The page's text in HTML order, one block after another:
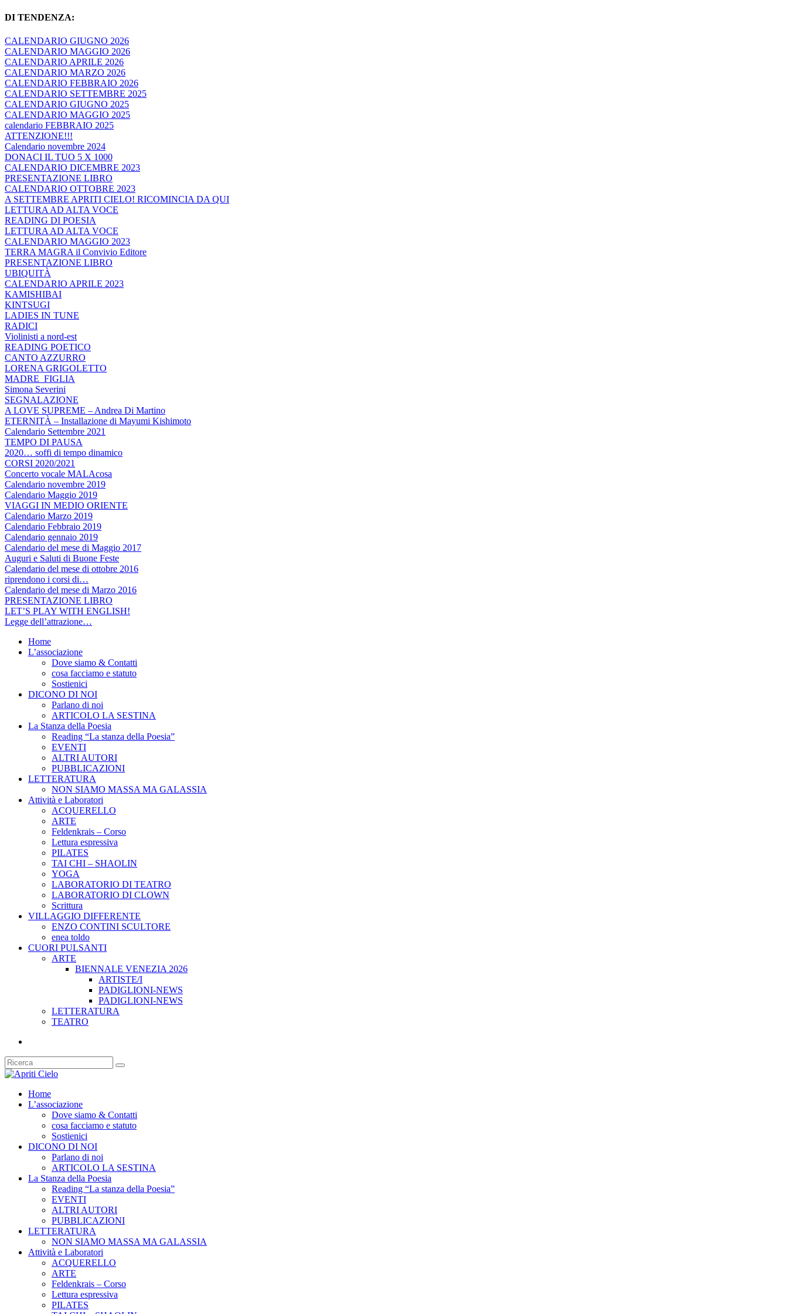
DI TENDENZA:
CALENDARIO GIUGNO 2026
CALENDARIO MAGGIO 2026
CALENDARIO APRILE 2026
CALENDARIO MARZO 2026
CALENDARIO FEBBRAIO 2026
CALENDARIO SETTEMBRE 2025
CALENDARIO GIUGNO 2025
CALENDARIO MAGGIO 2025
calendario FEBBRAIO 2025
ATTENZIONE!!!
Calendario novembre 2024
DONACI IL TUO 5 X 1000
CALENDARIO DICEMBRE 2023
PRESENTAZIONE LIBRO
CALENDARIO OTTOBRE 2023
A SETTEMBRE APRITI CIELO! RICOMINCIA DA QUI
LETTURA AD ALTA VOCE
READING DI POESIA
LETTURA AD ALTA VOCE
CALENDARIO MAGGIO 2023
TERRA MAGRA il Convivio Editore
PRESENTAZIONE LIBRO
UBIQUITÀ
CALENDARIO APRILE 2023
KAMISHIBAI
KINTSUGI
LADIES IN TUNE
RADICI
Violinisti a nord-est
READING POETICO
CANTO AZZURRO
LORENA GRIGOLETTO
MADRE_FIGLIA
Simona Severini
SEGNALAZIONE
A LOVE SUPREME – Andrea Di Martino
ETERNITÀ – Installazione di Mayumi Kishimoto
Calendario Settembre 2021
TEMPO DI PAUSA
2020… soffi di tempo dinamico
CORSI 2020/2021
Concerto vocale MALAcosa
Calendario novembre 2019
Calendario Maggio 2019
VIAGGI IN MEDIO ORIENTE
Calendario Marzo 2019
Calendario Febbraio 2019
Calendario gennaio 2019
Calendario del mese di Maggio 2017
Auguri e Saluti di Buone Feste
Calendario del mese di ottobre 2016
riprendono i corsi di…
Calendario del mese di Marzo 2016
PRESENTAZIONE LIBRO
LET’S PLAY WITH ENGLISH!
Legge dell’attrazione…
Home
L’associazione
Dove siamo & Contatti
cosa facciamo e statuto
Sostienici
DICONO DI NOI
Parlano di noi
ARTICOLO LA SESTINA
La Stanza della Poesia
Reading “La stanza della Poesia”
EVENTI
ALTRI AUTORI
PUBBLICAZIONI
LETTERATURA
NON SIAMO MASSA MA GALASSIA
Attività e Laboratori
ACQUERELLO
ARTE
Feldenkrais – Corso
Lettura espressiva
PILATES
TAI CHI – SHAOLIN
YOGA
LABORATORIO DI TEATRO
LABORATORIO DI CLOWN
Scrittura
VILLAGGIO DIFFERENTE
ENZO CONTINI SCULTORE
enea toldo
CUORI PULSANTI
ARTE
BIENNALE VENEZIA 2026
ARTISTE/I
PADIGLIONI-NEWS
PADIGLIONI-NEWS
LETTERATURA
TEATRO
Home
L’associazione
Dove siamo & Contatti
cosa facciamo e statuto
Sostienici
DICONO DI NOI
Parlano di noi
ARTICOLO LA SESTINA
La Stanza della Poesia
Reading “La stanza della Poesia”
EVENTI
ALTRI AUTORI
PUBBLICAZIONI
LETTERATURA
NON SIAMO MASSA MA GALASSIA
Attività e Laboratori
ACQUERELLO
ARTE
Feldenkrais – Corso
Lettura espressiva
PILATES